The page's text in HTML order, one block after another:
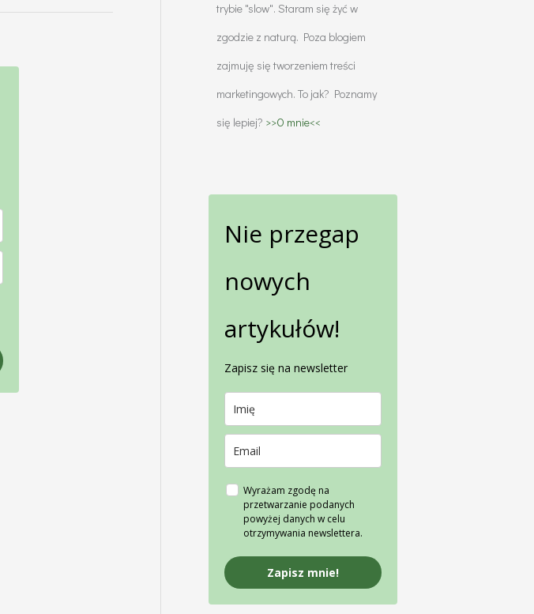
trybie "slow". Staram się żyć w
zgodzie z naturą. Poza blogiem
zajmuję się tworzeniem treści
marketingowych. To jak? Poznamy
się lepiej? >>O mnie<<
Nie przegap
nowych
artykułów!
Zapisz się na newsletter
Wyrażam zgodę na
przetwarzanie podanych
powyżej danych w celu
otrzymywania newslettera.
Zapisz mnie!